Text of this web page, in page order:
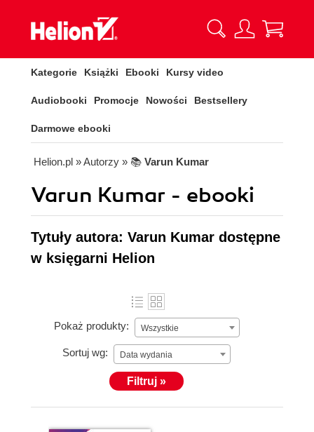
Kategorie Książki Ebooki Kursy video
Audiobooki Promocje Nowości Bestsellery
Darmowe ebooki
Helion.pl » Autorzy » 📚 Varun Kumar
Varun Kumar - ebooki
Tytuły autora: Varun Kumar dostępne
w księgarni Helion
Pokaż produkty: Wszystkie
Sortuj wg: Data wydania
Filtruj »